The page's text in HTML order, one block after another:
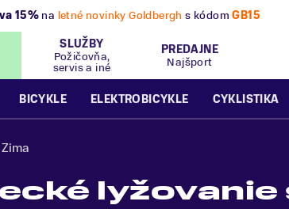
- Zľavy až 70%.Pripravte sa na letnú a zimnú sezónu
SLUŽBY
Požičovňa,
servis a iné
PREDAJNE
Najšport
BICYKLE ELEKTROBICYKLE CYKLISTIKA
Zima
lyžovanie